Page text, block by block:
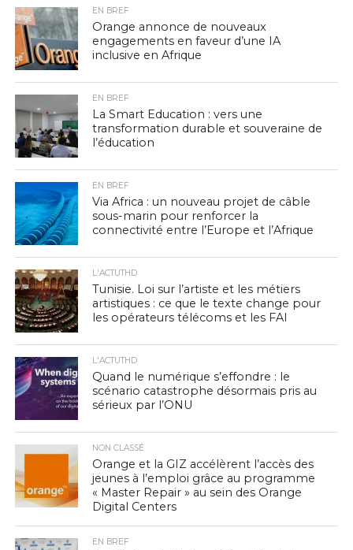
EN BREF
Orange annonce de nouveaux
engagements en faveur d’une IA
inclusive en Afrique
EN BREF
La Smart Education : vers une
transformation durable et souveraine de
l’éducation
EN BREF
Via Africa : un nouveau projet de câble
sous-marin pour renforcer la
connectivité entre l’Europe et l’Afrique
L'ACTUTHD
Tunisie. Loi sur l’artiste et les métiers
artistiques : ce que le texte change pour
les opérateurs télécoms et les FAI
L'ACTUTHD
Quand le numérique s’effondre : le
scénario catastrophe désormais pris au
sérieux par l’ONU
NON CLASSÉ
Orange et la GIZ accélèrent l’accès des
jeunes à l’emploi grâce au programme
« Master Repair » au sein des Orange
Digital Centers
EN BREF